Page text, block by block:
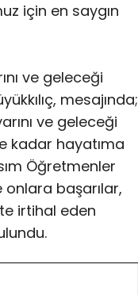
için en saygın
ve geleceği
mesajında;
ve geleceği
kadar hayatıma
Öğretmenler
başarılar,
irtihal eden